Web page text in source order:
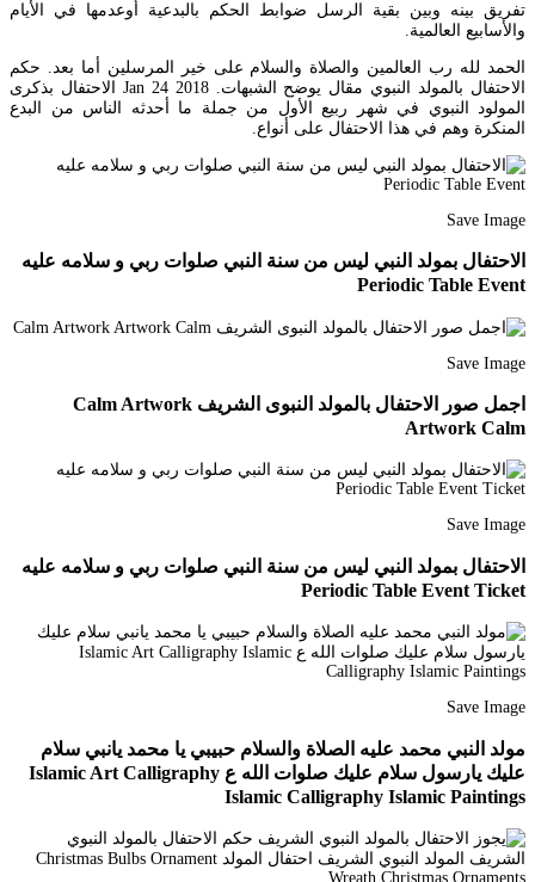
تفريق بينه وبين بقية الرسل ضوابط الحكم بالبدعية أوعدمها في الأيام
والأسابيع العالمية.
الحمد لله رب العالمين والصلاة والسلام على خير المرسلين أما بعد. حكم
الاحتفال بالمولد النبوي مقال يوضح الشبهات. Jan 24 2018 الاحتفال بذكرى
المولود النبوي في شهر ربيع الأول من جملة ما أحدثه الناس من البدع
المنكرة وهم في هذا الاحتفال على أنواع.
Save Image
الاحتفال بمولد النبي ليس من سنة النبي صلوات ربي و سلامه عليه
Periodic Table Event
Save Image
اجمل صور الاحتفال بالمولد النبوى الشريف Calm Artwork
Artwork Calm
Save Image
الاحتفال بمولد النبي ليس من سنة النبي صلوات ربي و سلامه عليه
Periodic Table Event Ticket
Save Image
مولد النبي محمد عليه الصلاة والسلام حبيبي يا محمد يانبي سلام
عليك يارسول سلام عليك صلوات الله ع Islamic Art Calligraphy
Islamic Calligraphy Islamic Paintings